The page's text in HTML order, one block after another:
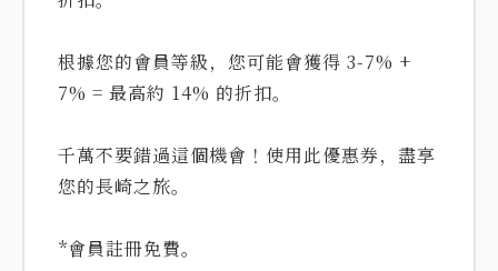
根據您的會員等級，您可能會獲得 3-7% +
7% = 最高約 14% 的折扣。
千萬不要錯過這個機會！使用此優惠券，盡享
您的長崎之旅。
*會員註冊免費。